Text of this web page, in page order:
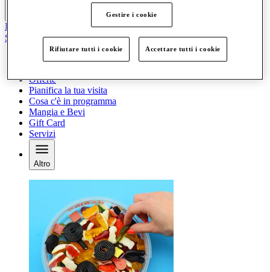
Il Club
Salvata
Offerte
Pianifica la tua visita
Cosa c'è in programma
Mangia e Bevi
Gift Card
Servizi
Altro
Gestire i cookie
Rifiutare tutti i cookie Accettare tutti i cookie